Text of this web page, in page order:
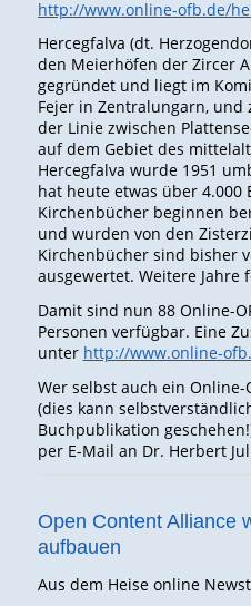
http://www.online-ofb.de/
Hercegfalva (dt.
den Meierhöfen der Zircer
gegründet und liegt im
Fejer in Zentralungarn, und
der Linie zwischen
auf dem Gebiet des
Hercegfalva wurde 1951
hat heute etwas über 4.000
Kirchenbücher beginnen
und wurden von den
Kirchenbücher sind bisher
ausgewertet. Weitere Jahre
Damit sind nun 88 Online-
Personen verfügbar. Eine
unter http://www.online-
Wer selbst auch ein
(dies kann
Buchpublikation
per E-Mail an Dr. Herbert
Open Content Alliance
aufbauen
Aus dem Heise online